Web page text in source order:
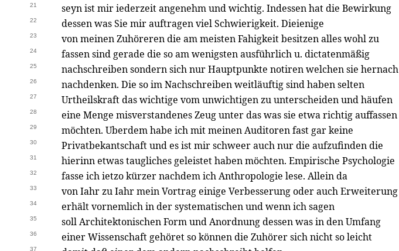
21 seyn ist mir iederzeit angenehm und wichtig. Indessen hat die Bewirkung
22 dessen was Sie mir auftragen viel Schwierigkeit. Dieienige
23 von meinen Zuhöreren die am meisten Fahigkeit besitzen alles wohl zu
24 fassen sind gerade die so am wenigsten ausführlich u. dictatenmäßig
25 nachschreiben sondern sich nur Hauptpunkte notiren welchen sie hernach
26 nachdenken. Die so im Nachschreiben weitläuftig sind haben selten
27 Urtheilskraft das wichtige vom unwichtigen zu unterscheiden und häufen
28 eine Menge misverstandenes Zeug unter das was sie etwa richtig auffassen
29 möchten. Uberdem habe ich mit meinen Auditoren fast gar keine
30 Privatbekantschaft und es ist mir schweer auch nur die aufzufinden die
31 hierinn etwas taugliches geleistet haben möchten. Empirische Psychologie
32 fasse ich ietzo kürzer nachdem ich Anthropologie lese. Allein da
33 von Iahr zu Iahr mein Vortrag einige Verbesserung oder auch Erweiterung
34 erhält vornemlich in der systematischen und wenn ich sagen
35 soll Architektonischen Form und Anordnung dessen was in den Umfang
36 einer Wissenschaft gehöret so können die Zuhörer sich nicht so leicht
37